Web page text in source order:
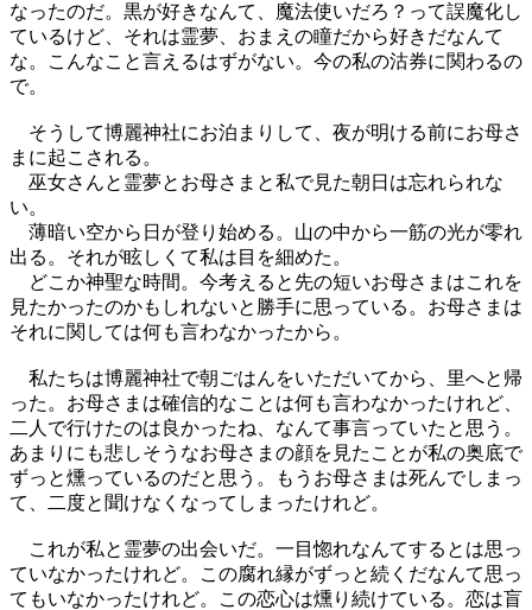
なったのだ。黒が好きなんて、魔法使いだろ？って誤魔化し
ているけど、それは霊夢、おまえの瞳だから好きだなんて
な。こんなこと言えるはずがない。今の私の沽券に関わるの
で。
そうして博麗神社にお泊まりして、夜が明ける前にお母さ
まに起こされる。
巫女さんと霊夢とお母さまと私で見た朝日は忘れられな
い。
薄暗い空から日が登り始める。山の中から一筋の光が零れ
出る。それが眩しくて私は目を細めた。
どこか神聖な時間。今考えると先の短いお母さまはこれを
見たかったのかもしれないと勝手に思っている。お母さまは
それに関しては何も言わなかったから。
私たちは博麗神社で朝ごはんをいただいてから、里へと帰
った。お母さまは確信的なことは何も言わなかったけれど、
二人で行けたのは良かったね、なんて事言っていたと思う。
あまりにも悲しそうなお母さまの顔を見たことが私の奥底で
ずっと燻っているのだと思う。もうお母さまは死んでしまっ
て、二度と聞けなくなってしまったけれど。
これが私と霊夢の出会いだ。一目惚れなんてするとは思っ
ていなかったけれど。この腐れ縁がずっと続くだなんて思っ
てもいなかったけれど。この恋心は燻り続けている。恋は盲